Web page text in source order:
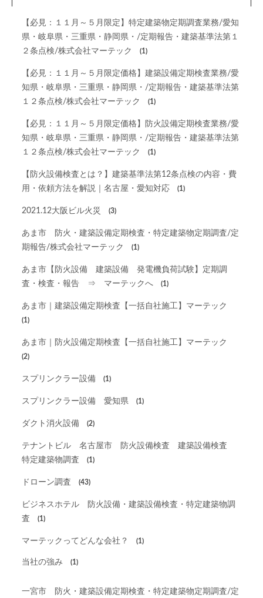
【必見：１１月～５月限定】特定建築物定期調査業務/愛知
県・岐阜県・三重県・静岡県・/定期報告・建築基準法第１
２条点検/株式会社マーテック
(1)
【必見：１１月～５月限定価格】建築設備定期検査業務/愛
知県・岐阜県・三重県・静岡県・/定期報告・建築基準法第
１２条点検/株式会社マーテック
(1)
【必見：１１月～５月限定価格】防火設備定期検査業務/愛
知県・岐阜県・三重県・静岡県・/定期報告・建築基準法第
１２条点検/株式会社マーテック
(1)
【防火設備検査とは？】建築基準法第12条点検の内容・費
用・依頼方法を解説｜名古屋・愛知対応
(1)
2021.12大阪ビル火災 (3)
あま市 防火・建築設備定期検査・特定建築物定期調査/定
期報告/株式会社マーテック
(1)
あま市【防火設備 建築設備 発電機負荷試験】定期調
査・検査・報告 ⇒ マーテックへ
(1)
あま市｜建築設備定期検査【一括自社施工】マーテック
(1)
あま市｜防火設備定期検査【一括自社施工】マーテック
(2)
スプリンクラー設備 (1)
スプリンクラー設備 愛知県 (1)
ダクト消火設備 (2)
テナントビル 名古屋市 防火設備検査 建築設備検査
特定建築物調査
(1)
ドローン調査 (43)
ビジネスホテル 防火設備・建築設備検査・特定建築物調
査
(1)
マーテックってどんな会社？ (1)
当社の強み (1)
一宮市 防火・建築設備定期検査・特定建築物定期調査/定